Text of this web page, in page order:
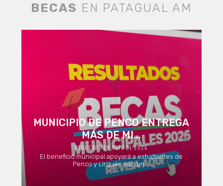
BECAS EN PATAGUAL AM
MUNICIPIO DE PENCO ENTREGA
MÁS DE MI...
PUBLICADO EN MAYO DE 2026
El beneficio municipal apoyará a estudiantes de
Penco y Lirquén con un ...